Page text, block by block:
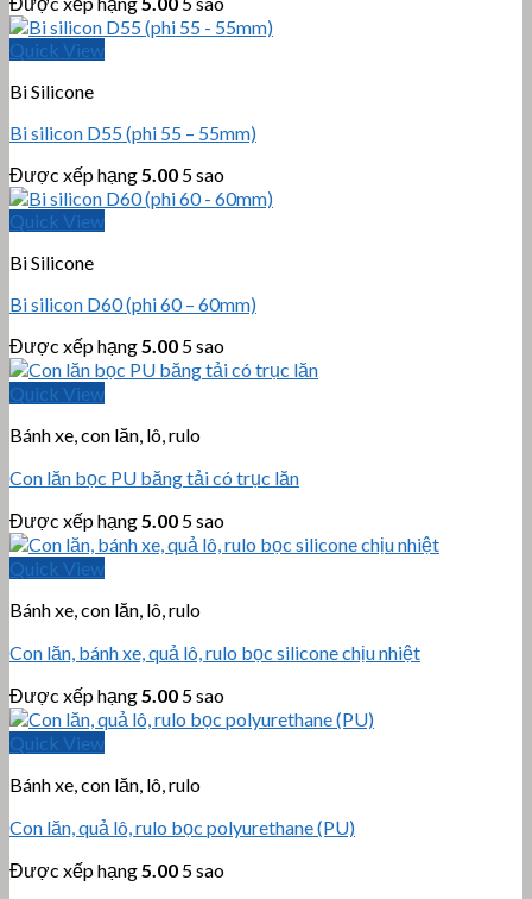
Quick View
Bi Silicone
Bi silicon D55 (phi 55 – 55mm)
Được xếp hạng5.00 5 sao
Quick View
Bi Silicone
Bi silicon D60 (phi 60 – 60mm)
Được xếp hạng5.00 5 sao
Quick View
Bánh xe, con lăn, lô, rulo
Con lăn bọc PU băng tải có trục lăn
Được xếp hạng5.00 5 sao
Quick View
Bánh xe, con lăn, lô, rulo
Con lăn, bánh xe, quả lô, rulo bọc silicone chịu nhiệt
Được xếp hạng5.00 5 sao
Quick View
Bánh xe, con lăn, lô, rulo
Con lăn, quả lô, rulo bọc polyurethane (PU)
Được xếp hạng5.00 5 sao